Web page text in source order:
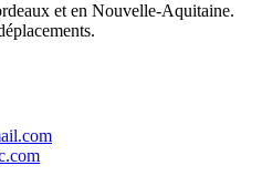
et en Nouvelle-Aquitaine.